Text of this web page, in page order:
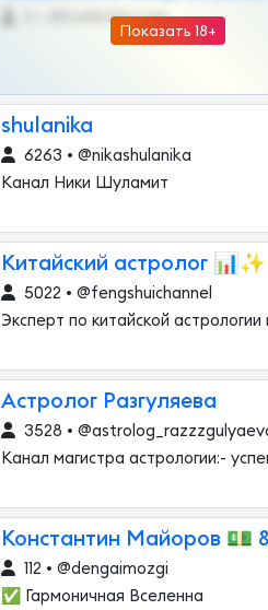
Показать 18+
@DARK15FLOWSBOT
shulanika
6263 • @nikashulanika
Канал Ники Шуламит
Китайский астролог 📊✨
5022 • @fengshuichannel
Эксперт по китайской
Астролог Разгуляева
3528 •
Канал магистра астрологии:-
Константин Майоров 💵
112 • @dengaimozgi
✅ Гармоничная Вселенна